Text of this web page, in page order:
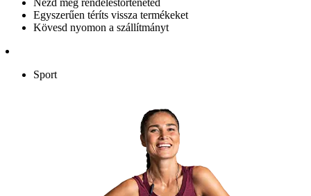
Nézd meg rendeléstörténeted
Egyszerűen téríts vissza termékeket
Kövesd nyomon a szállítmányt
Sport